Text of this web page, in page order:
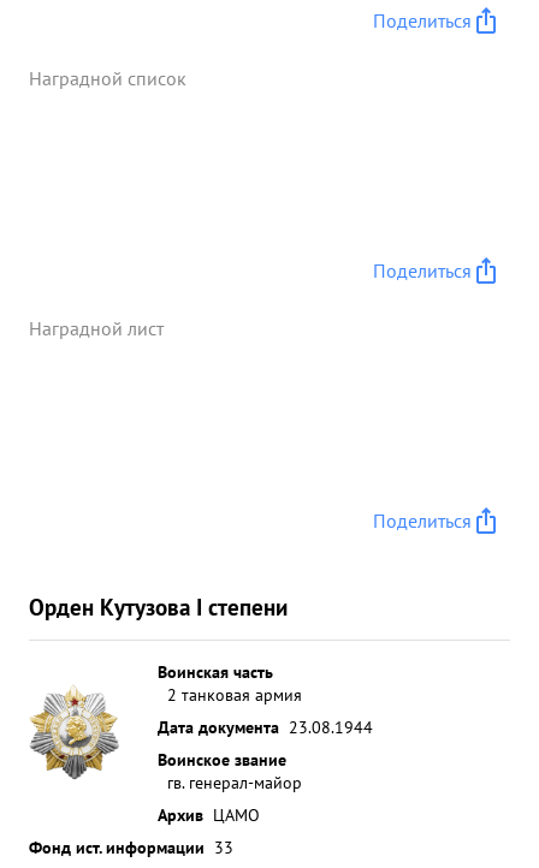
Штаба Армии, умело сочетая маневр и удара
ЛЮБЛИН к ВАРШАВЕ и ведут бои на подступах к
...»
Поделиться
Наградной список
Поделиться
Наградной лист
Поделиться
Орден Кутузова I степени
Воинская часть
2 танковая армия
Дата документа 23.08.1944
Воинское звание
гв. генерал-майор
Архив ЦАМО
Фонд ист. информации 33